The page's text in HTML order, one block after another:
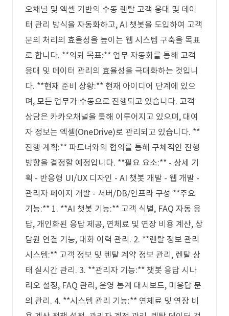
오채널 및 엑셀 기반의 수동 렌탈 고객 응대 및 데이
터 관리 방식을 자동화하고, AI 챗봇을 도입하여 고객
문의 처리의 효율성을 높이는 웹 시스템 구축을 목표
로 합니다. **의뢰 목표:** 업무 자동화를 통해 고객
응대 및 데이터 관리의 효율성을 극대화하는 것입니
다. **현재 준비 상황:** 현재 아이디어 단계에 있으
며, 모든 업무가 수동으로 진행되고 있습니다. 고객
상담은 카카오채널을 통해 이루어지고 있으며, 대여
자 정보는 엑셀(OneDrive)로 관리되고 있습니다. **
진행 계획:** 파트너와의 협의를 통해 구체적인 진행
방향을 결정할 예정입니다. **필요 요소:** - 상세 기
획 - 반응형 UI/UX 디자인 - AI 챗봇 개발 - 웹 개발 -
관리자 페이지 개발 - 서버/DB/인프라 구성 **주요
기능:** 1. **AI 챗봇 기능:** 고객 식별, FAQ 자동 응
답, 개인화된 응답 제공, 연체료 및 연장 비용 계산, 상
담원 연결 기능, 대화 이력 관리. 2. **렌탈 정보 관리
시스템:** 고객 정보 및 렌탈 계약 정보 관리, 렌탈 상
태 실시간 관리. 3. **관리자 기능:** 챗봇 응답 시나
리오 설정, FAQ 관리, 운영 통계 대시보드, 미응답 문
의 관리. 4. **시스템 관리 기능:** 연체료 및 연장 비